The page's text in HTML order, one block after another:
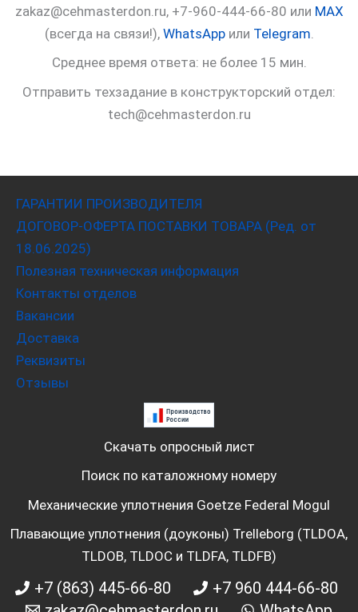
zakaz@cehmasterdon.ru, +7-960-444-66-80 или MAX
(всегда на связи!), WhatsAppили Telegram
Среднее время ответа: не более 15 мин.
Отправить техзадание в конструкторский отдел:
tech@cehmasterdon.ru
ГАРАНТИИ ПРОИЗВОДИТЕЛЯ
ДОГОВОР-ОФЕРТА ПОСТАВКИ ТОВАРА (Ред. от
18.06.2025)
Полезная техническая информация
Контакты отделов
Вакансии
Доставка
Реквизиты
Отзывы
Скачать опросный лист
Поиск по каталожному номеру
Механические уплотнения Goetze Federal Mogul
Плавающие уплотнения (доуконы) Trelleborg (TLDOA,
TLDOB, TLDOC и TLDFA, TLDFB)
+7 (863) 445-66-80
+7 960 444-66-80